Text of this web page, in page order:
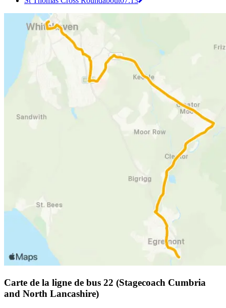
Carte de la ligne de bus 22 (Stagecoach Cumbria
and North Lancashire)